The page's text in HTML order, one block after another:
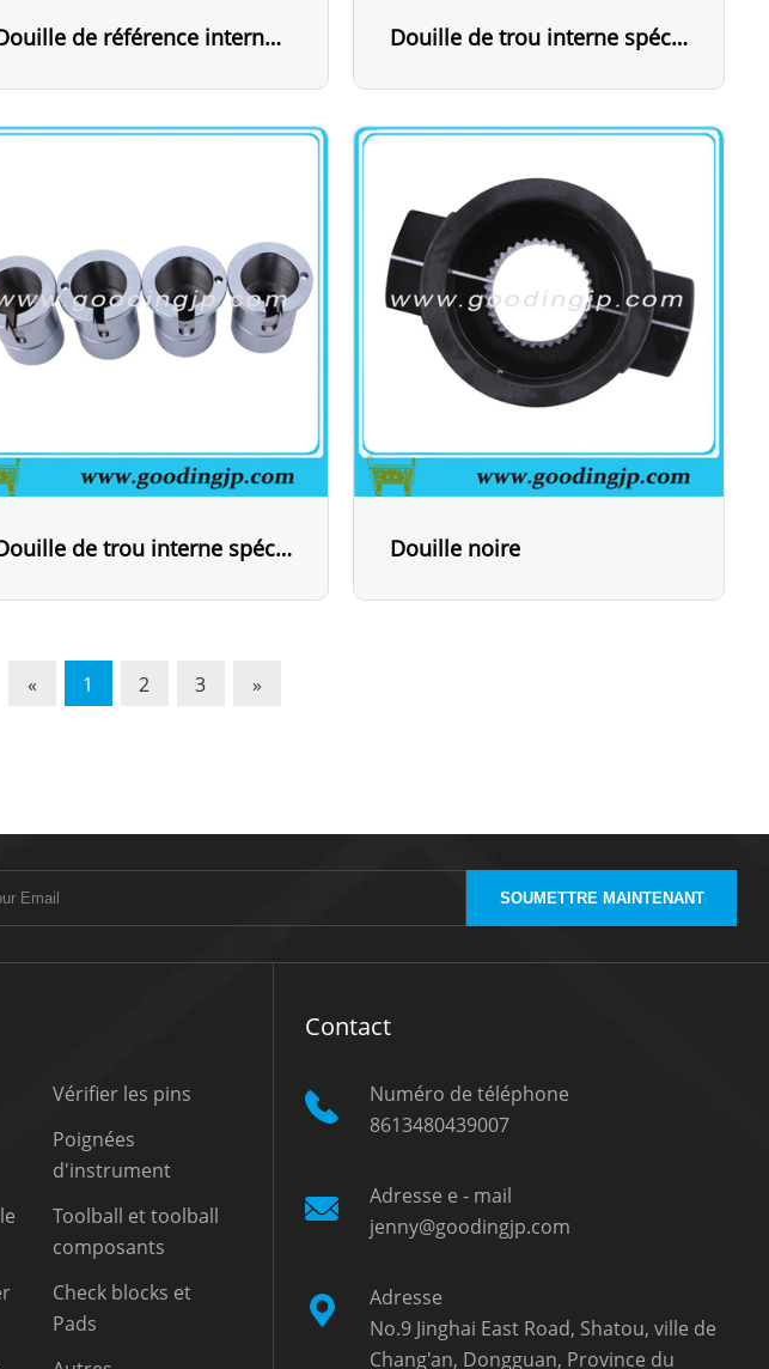
Douille de référence interne spéciale Douille de trou interne spéciale
Douille de trou interne spéciale avec bride Douille noire
« 1 2 3 »
SOUMETTRE MAINTENANT
Vérifier les pins
Poignées
d'instrument
Toolball et toolball
composants
Check blocks et
Pads
Contact
Numéro de téléphone
8613480439007
Adresse e - mail
jenny@goodingjp.com
Adresse
No.9 Jinghai East Road, Shatou, ville de
Chang'an, Dongguan, Province du